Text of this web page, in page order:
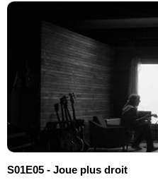
S01E05 - Joue plus droit